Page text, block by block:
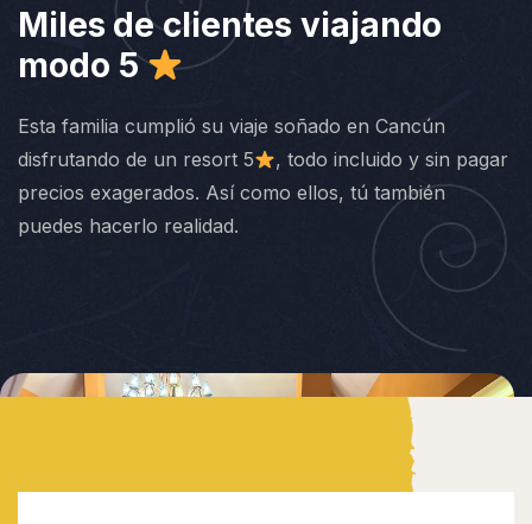
Miles de clientes viajando
modo 5
Esta familia cumplió su viaje soñado en Cancún
disfrutando de un resort 5
, todo incluido y sin pagar
precios exagerados. Así como ellos, tú también
puedes hacerlo realidad.